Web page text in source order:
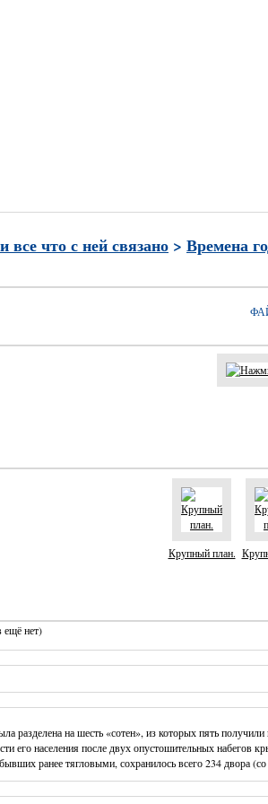
все что с ней связано > Времена
Крупный план.
ещё нет)
разделена на шесть «сотен», из которых пять
его населения после двух опустошительных набегов
ранее тягловыми, сохранилось всего 234